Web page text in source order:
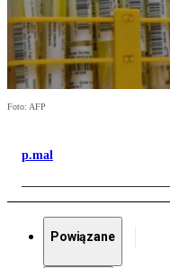
Foto: AFP
p.mal
Powiązane